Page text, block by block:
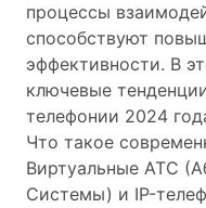
процессы
способствуют
эффективности. В
ключевые
телефонии 2024
Что такое
Виртуальные АТС
Системы) и IP-